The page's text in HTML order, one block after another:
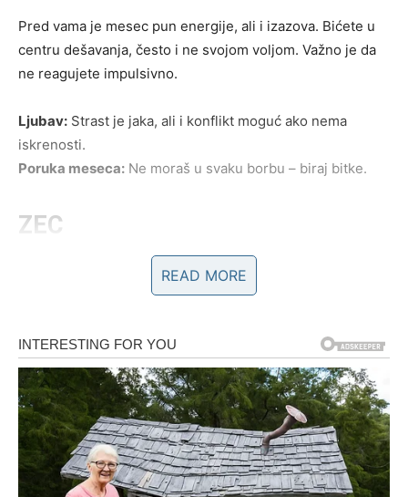
Pred vama je mesec pun energije, ali i izazova. Bićete u
centru dešavanja, često i ne svojom voljom. Važno je da
ne reagujete impulsivno.
Ljubav: Strast je jaka, ali i konflikt moguć ako nema
iskrenosti.
Poruka meseca: Ne moraš u svaku borbu – biraj bitke.
ZEC
Februar vam donosi emotivnu osetljivost, ali i priliku za
izlečenje starih rana. Ovo je mesec povlačenja,
Ljubav:Nežnost i razumevanje imaju prednost.
Poruka meseca:Tvoja tišina ima snagu.
ZMAJ
READ MORE